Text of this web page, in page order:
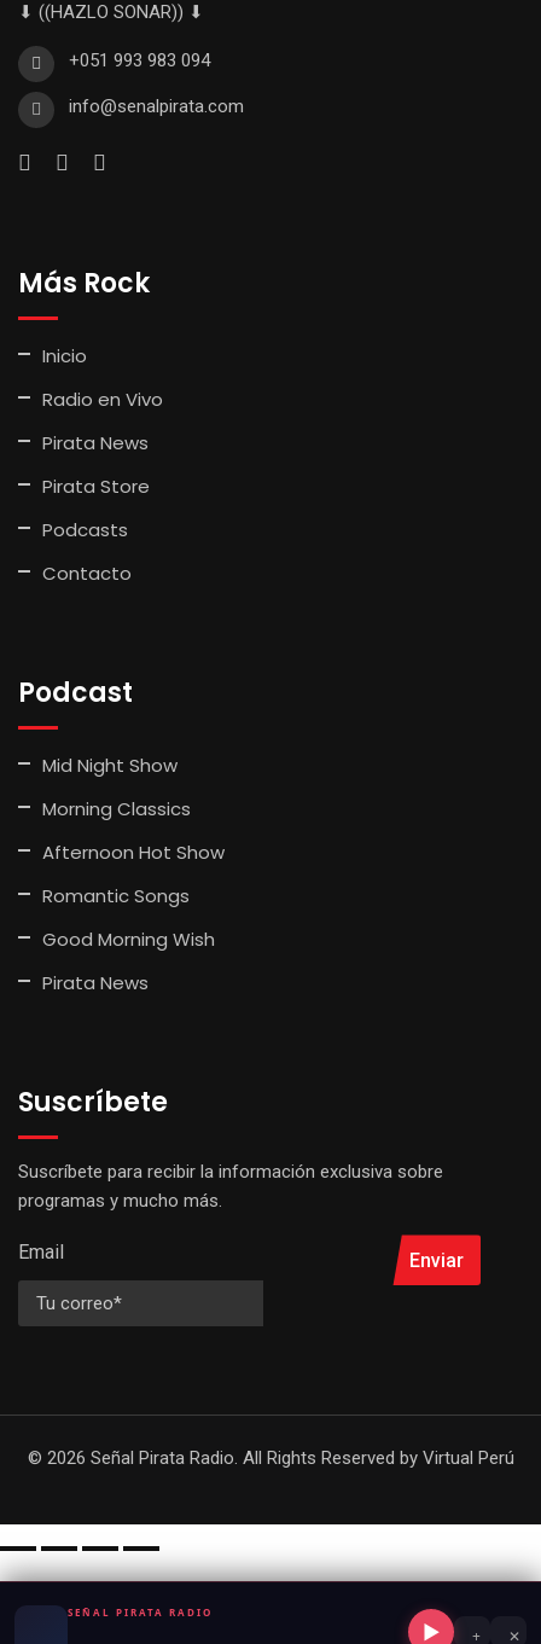
⬇ ((HAZLO SONAR)) ⬇
+051 993 983 094
info@senalpirata.com
Más Rock
Inicio
Radio en Vivo
Pirata News
Pirata Store
Podcasts
Contacto
Podcast
Mid Night Show
Morning Classics
Afternoon Hot Show
Romantic Songs
Good Morning Wish
Pirata News
Suscríbete
Suscríbete para recibir la información exclusiva sobre
programas y mucho más.
Email Enviar
© 2026 Señal Pirata Radio. All Rights Reserved by Virtual Perú
SEÑAL PIRATA RADIO
▶ + ✕